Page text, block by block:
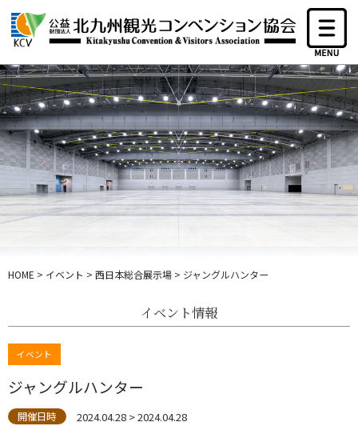
HOME > イベント > 西日本総合展示場 > ジャングルハンター
イベント情報
イベント
ジャングルハンター
開催日時 2024.04.28 > 2024.04.28